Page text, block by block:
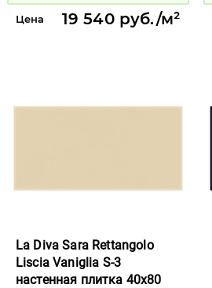
Цена 19 540 руб./м²
La Diva Sara Rettangolo
Liscia Vaniglia S-3
настенная плитка 40x80